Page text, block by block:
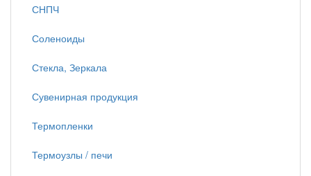
СНПЧ
Соленоиды
Стекла, Зеркала
Сувенирная продукция
Термопленки
Термоузлы / печи